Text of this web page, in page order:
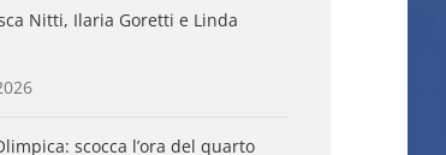
Nitti, Ilaria Goretti e Linda
scocca l’ora del quarto